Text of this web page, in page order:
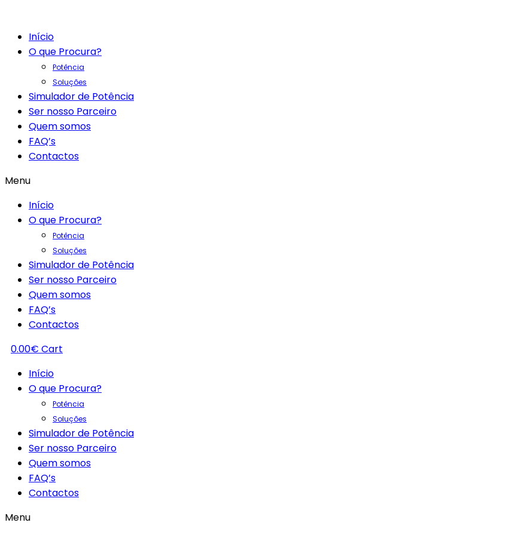
Início
O que Procura?
Potência
Soluções
Simulador de Potência
Ser nosso Parceiro
Quem somos
FAQ’s
Contactos
Menu
Início
O que Procura?
Potência
Soluções
Simulador de Potência
Ser nosso Parceiro
Quem somos
FAQ’s
Contactos
0.00€ Cart
Início
O que Procura?
Potência
Soluções
Simulador de Potência
Ser nosso Parceiro
Quem somos
FAQ’s
Contactos
Menu